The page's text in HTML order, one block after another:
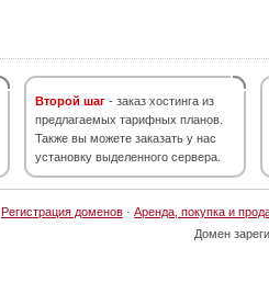
Второй шаг - заказ хостинга из
предлагаемых тарифных планов.
Также вы можете заказать у нас
установку выделенного сервера.
Регистрация доменов · Аренда, покупка и
Домен